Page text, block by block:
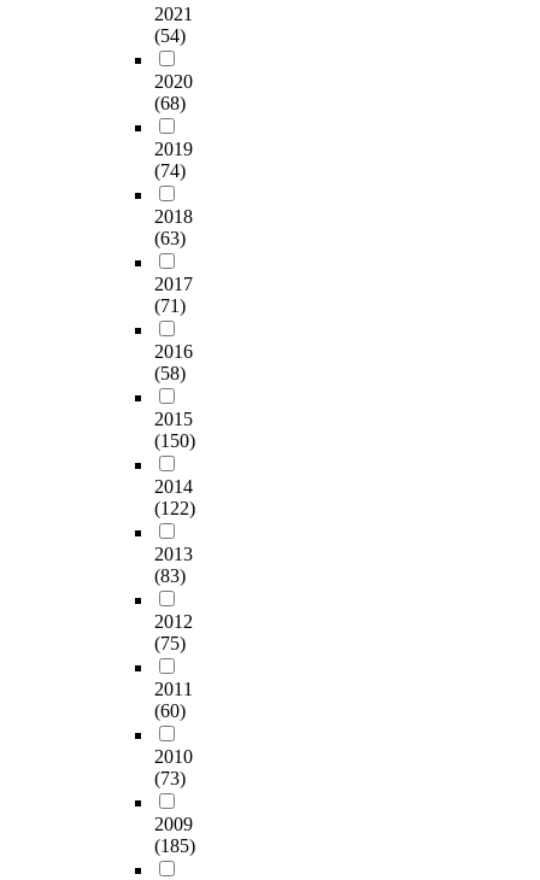
2021
(54)
2020
(68)
2019
(74)
2018
(63)
2017
(71)
2016
(58)
2015
(150)
2014
(122)
2013
(83)
2012
(75)
2011
(60)
2010
(73)
2009
(185)